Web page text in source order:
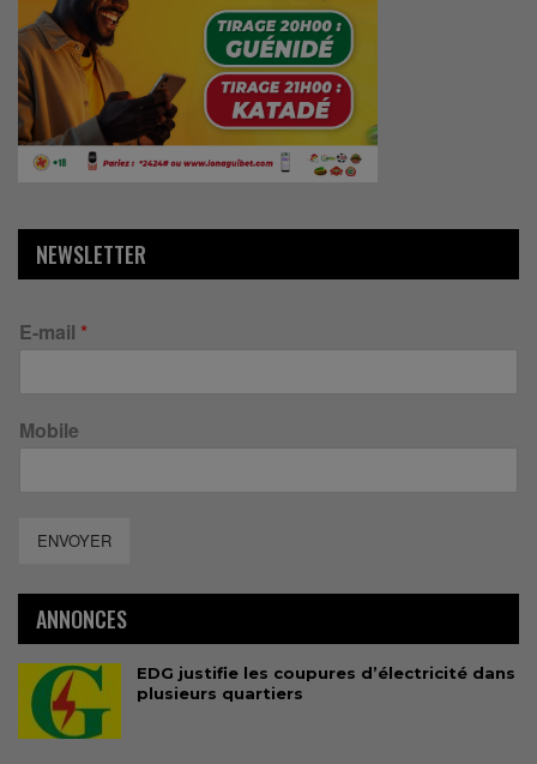
NEWSLETTER
E-mail *
Mobile
ENVOYER
ANNONCES
EDG justifie les coupures d’électricité dans
plusieurs quartiers